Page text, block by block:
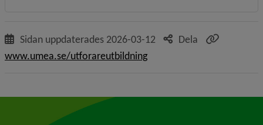
Sidan uppdaterades 2026-03-12
Dela
www.umea.se/utforareutbildning